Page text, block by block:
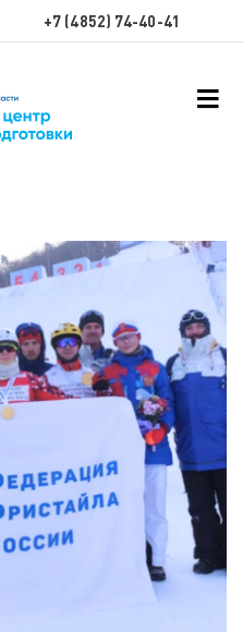
+7 (4852) 74-40-41